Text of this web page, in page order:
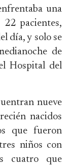
una
pacientes,
día, y solo se
de
Hospital del
nueve
nacidos
que fueron
niños con
cuatro que